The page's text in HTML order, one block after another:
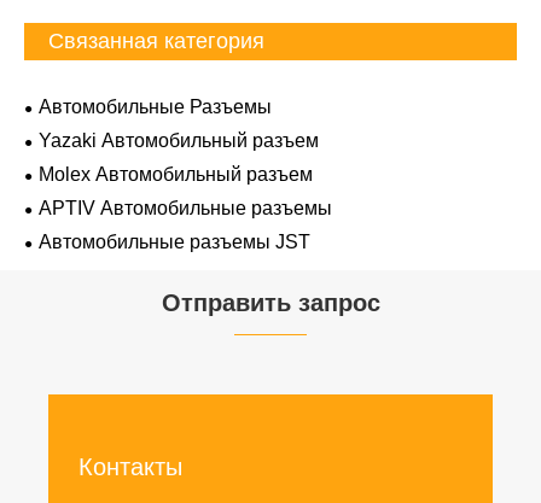
Связанная категория
Автомобильные Разъемы
Yazaki Автомобильный разъем
Molex Автомобильный разъем
APTIV Автомобильные разъемы
Автомобильные разъемы JST
Отправить запрос
Контакты